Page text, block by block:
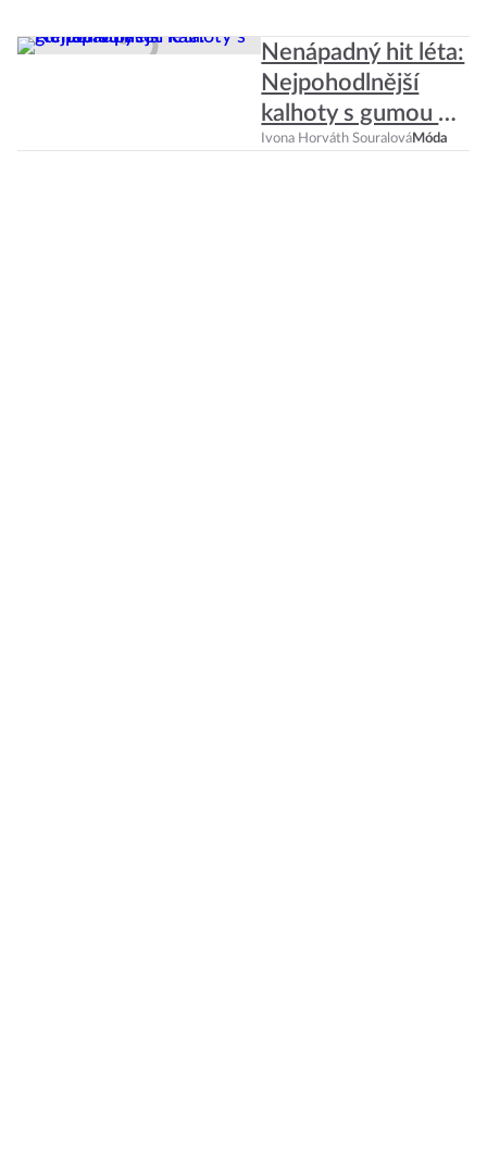
Nenápadný hit léta:
Nejpohodlnější
kalhoty s gumou v
pase
Ivona Horváth SouralováMóda